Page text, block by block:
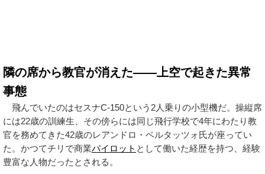
隣の席から教官が消えた——上空で起きた異常
事態
飛んでいたのはセスナC-150という2人乗りの小型機だ。操縦席
には22歳の訓練生、その傍らには同じ飛行学校で4年にわたり教
官を務めてきた42歳のレアンドロ・ベルタッツォ氏が座ってい
た。かつてチリで商業パイロット として働いた経歴を持つ、経験
豊富な人物だったとされる。